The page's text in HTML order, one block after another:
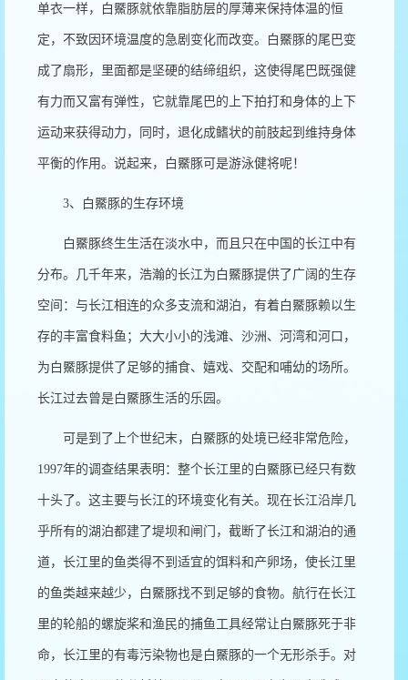
单衣一样，白鱀豚就依靠脂肪层的厚薄来保持体温的恒
定，不致因环境温度的急剧变化而改变。白鱀豚的尾巴变
成了扇形，里面都是坚硬的结缔组织，这使得尾巴既强健
有力而又富有弹性，它就靠尾巴的上下拍打和身体的上下
运动来获得动力，同时，退化成鳍状的前肢起到维持身体
平衡的作用。说起来，白鱀豚可是游泳健将呢！
3、白鱀豚的生存环境
白鱀豚终生生活在淡水中，而且只在中国的长江中有
分布。几千年来，浩瀚的长江为白鱀豚提供了广阔的生存
空间：与长江相连的众多支流和湖泊，有着白鱀豚赖以生
存的丰富食料鱼；大大小小的浅滩、沙洲、河湾和河口，
为白鱀豚提供了足够的捕食、嬉戏、交配和哺幼的场所。
长江过去曾是白鱀豚生活的乐园。
可是到了上个世纪末，白鱀豚的处境已经非常危险，
1997年的调查结果表明：整个长江里的白鱀豚已经只有数
十头了。这主要与长江的环境变化有关。现在长江沿岸几
乎所有的湖泊都建了堤坝和闸门，截断了长江和湖泊的通
道，长江里的鱼类得不到适宜的饵料和产卵场，使长江里
的鱼类越来越少，白鱀豚找不到足够的食物。航行在长江
里的轮船的螺旋桨和渔民的捕鱼工具经常让白鱀豚死于非
命，长江里的有毒污染物也是白鱀豚的一个无形杀手。对